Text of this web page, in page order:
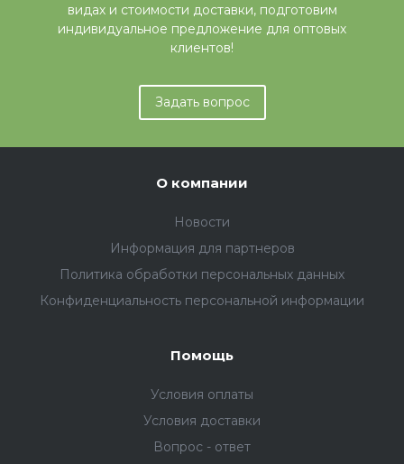
видах и стоимости доставки, подготовим
индивидуальное предложение для оптовых
клиентов!
Задать вопрос
О компании
Новости
Информация для партнеров
Политика обработки персональных данных
Конфиденциальность персональной информации
Помощь
Условия оплаты
Условия доставки
Вопрос - ответ